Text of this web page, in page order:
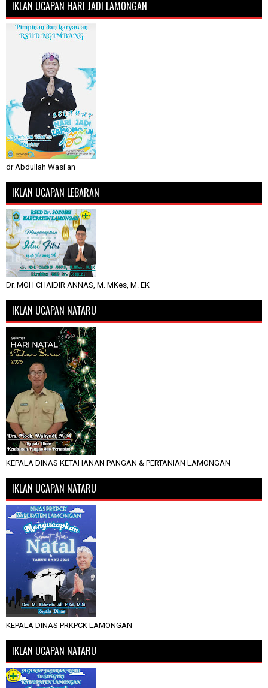
IKLAN UCAPAN HARI JADI LAMONGAN
dr Abdullah Wasi'an
IKLAN UCAPAN LEBARAN
Dr. MOH CHAIDIR ANNAS, M. MKes, M. EK
IKLAN UCAPAN NATARU
KEPALA DINAS KETAHANAN PANGAN & PERTANIAN LAMONGAN
IKLAN UCAPAN NATARU
KEPALA DINAS PRKPCK LAMONGAN
IKLAN UCAPAN NATARU